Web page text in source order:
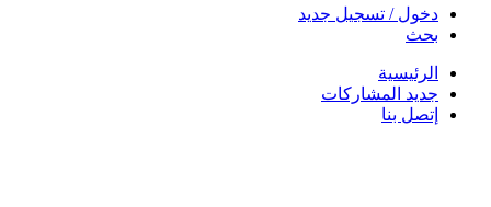
دخول / تسجيل جديد
بحث
الرئيسية
جديد المشاركات
إتصل بنا